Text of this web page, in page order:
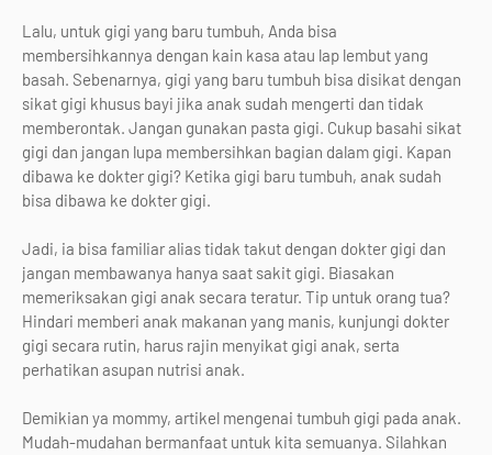
Lalu, untuk gigi yang baru tumbuh, Anda bisa
membersihkannya dengan kain kasa atau lap lembut yang
basah. Sebenarnya, gigi yang baru tumbuh bisa disikat dengan
sikat gigi khusus bayi jika anak sudah mengerti dan tidak
memberontak. Jangan gunakan pasta gigi. Cukup basahi sikat
gigi dan jangan lupa membersihkan bagian dalam gigi. Kapan
dibawa ke dokter gigi? Ketika gigi baru tumbuh, anak sudah
bisa dibawa ke dokter gigi.
Jadi, ia bisa familiar alias tidak takut dengan dokter gigi dan
jangan membawanya hanya saat sakit gigi. Biasakan
memeriksakan gigi anak secara teratur. Tip untuk orang tua?
Hindari memberi anak makanan yang manis, kunjungi dokter
gigi secara rutin, harus rajin menyikat gigi anak, serta
perhatikan asupan nutrisi anak.
Demikian ya mommy, artikel mengenai tumbuh gigi pada anak.
Mudah-mudahan bermanfaat untuk kita semuanya. Silahkan